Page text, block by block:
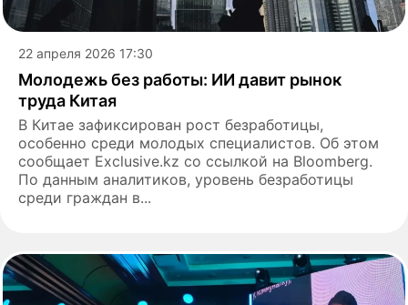
22 апреля 2026 17:30
Молодежь без работы: ИИ давит рынок
труда Китая
В Китае зафиксирован рост безработицы,
особенно среди молодых специалистов. Об этом
сообщает Еxclusive.kz со ссылкой на Bloomberg.
По данным аналитиков, уровень безработицы
среди граждан в...